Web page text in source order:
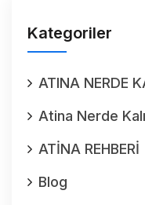
Kategoriler
ATINA NERDE
Atina Nerde
ATİNA REHBERİ
Blog